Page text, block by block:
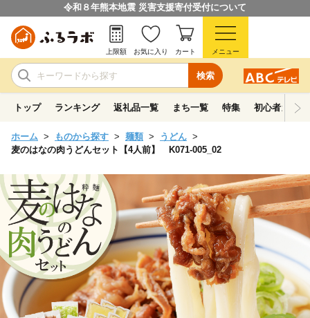
令和８年熊本地震 災害支援寄付受付について
検索
上限額 お気に入り カート メニュー
トップ ランキング 返礼品一覧 まち一覧 特集 初心者ガイド
ホーム ものから探す 麺類
うどん
麦のはなの肉うどんセット【4人前】 K071-005_02